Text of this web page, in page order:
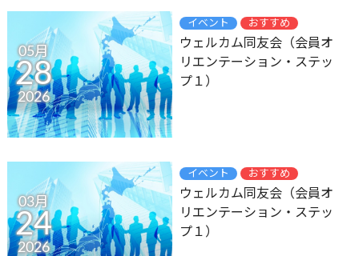
05月
28
2026
イベント おすすめ
ウェルカム同友会（会員オ
リエンテーション・ステッ
プ１）
03月
24
2026
イベント おすすめ
ウェルカム同友会（会員オ
リエンテーション・ステッ
プ１）